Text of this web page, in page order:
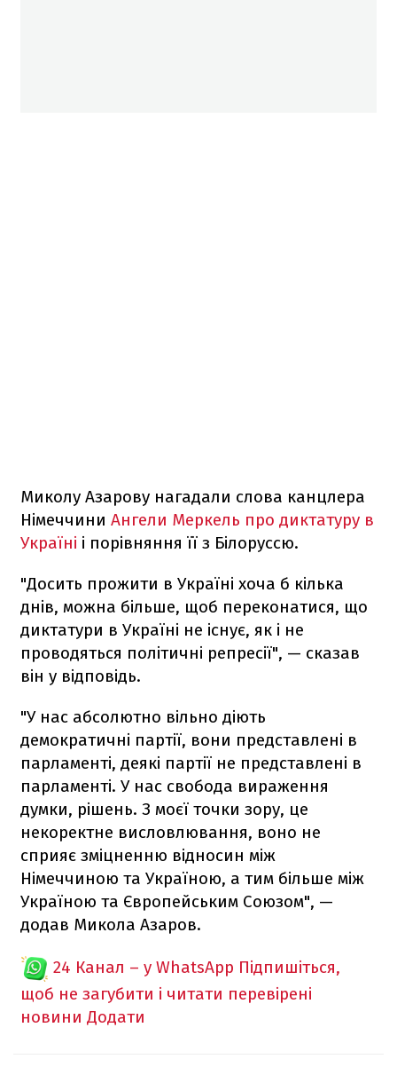
Миколу Азарову нагадали слова канцлера
Німеччини Ангели Меркель про диктатуру в
Україні і порівняння її з Білоруссю.
"Досить прожити в Україні хоча б кілька
днів, можна більше, щоб переконатися, що
диктатури в Україні не існує, як і не
проводяться політичні репресії", — сказав
він у відповідь.
"У нас абсолютно вільно діють
демократичні партії, вони представлені в
парламенті, деякі партії не представлені в
парламенті. У нас свобода вираження
думки, рішень. З моєї точки зору, це
некоректне висловлювання, воно не
сприяє зміцненню відносин між
Німеччиною та Україною, а тим більше між
Україною та Європейським Союзом", —
додав Микола Азаров.
24 Канал – у WhatsApp Підпишіться,
щоб не загубити і читати перевірені
новини Додати